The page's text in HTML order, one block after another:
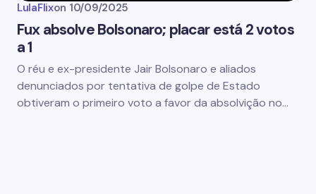
LulaFlixon 10/09/2025
Fux absolve Bolsonaro; placar está 2 votos
a 1
O réu e ex-presidente Jair Bolsonaro e aliados
denunciados por tentativa de golpe de Estado
obtiveram o primeiro voto a favor da absolvição no…